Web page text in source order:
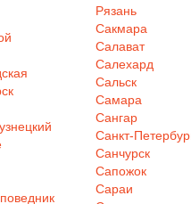
Рязань
Сакмара
Салават
Салехард
Сальск
Самара
Сангар
Санкт-
Санчурск
Сапожок
Сараи